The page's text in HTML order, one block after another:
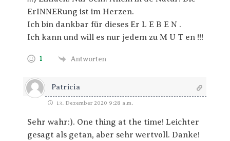
ErINNERung ist im Herzen.
Ich bin dankbar für dieses Er L E B E N .
Ich kann und will es nur jedem zu M U T en !!!
1 Antworten
Patricia
13. Dezember 2020 9:28 a.m.
Sehr wahr:). One thing at the time! Leichter
gesagt als getan, aber sehr wertvoll. Danke!